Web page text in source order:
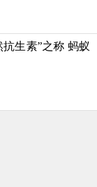
生素”之称 蚂蚁